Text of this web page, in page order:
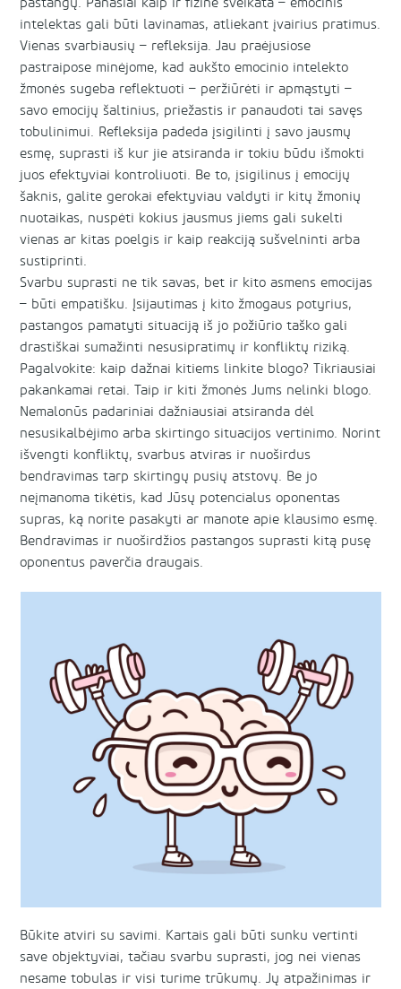
intelektas gali būti lavinamas, atliekant įvairius pratimus.
Vienas svarbiausių – refleksija. Jau praėjusiose
pastraipose minėjome, kad aukšto emocinio intelekto
žmonės sugeba reflektuoti – peržiūrėti ir apmąstyti –
savo emocijų šaltinius, priežastis ir panaudoti tai savęs
tobulinimui. Refleksija padeda įsigilinti į savo jausmų
esmę, suprasti iš kur jie atsiranda ir tokiu būdu išmokti
juos efektyviai kontroliuoti. Be to, įsigilinus į emocijų
šaknis, galite gerokai efektyviau valdyti ir kitų žmonių
nuotaikas, nuspėti kokius jausmus jiems gali sukelti
vienas ar kitas poelgis ir kaip reakciją sušvelninti arba
sustiprinti.
Svarbu suprasti ne tik savas, bet ir kito asmens emocijas
– būti empatišku. Įsijautimas į kito žmogaus potyrius,
pastangos pamatyti situaciją iš jo požiūrio taško gali
drastiškai sumažinti nesusipratimų ir konfliktų riziką.
Pagalvokite: kaip dažnai kitiems linkite blogo? Tikriausiai
pakankamai retai. Taip ir kiti žmonės Jums nelinki blogo.
Nemalonūs padariniai dažniausiai atsiranda dėl
nesusikalbėjimo arba skirtingo situacijos vertinimo. Norint
išvengti konfliktų, svarbus atviras ir nuoširdus
bendravimas tarp skirtingų pusių atstovų. Be jo
neįmanoma tikėtis, kad Jūsų potencialus oponentas
supras, ką norite pasakyti ar manote apie klausimo esmę.
Bendravimas ir nuoširdžios pastangos suprasti kitą pusę
oponentus paverčia draugais.
Būkite atviri su savimi. Kartais gali būti sunku vertinti
save objektyviai, tačiau svarbu suprasti, jog nei vienas
nesame tobulas ir visi turime trūkumų. Jų atpažinimas ir